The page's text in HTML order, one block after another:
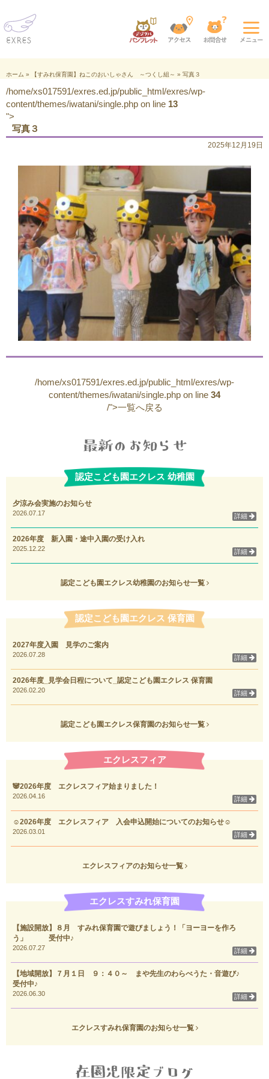
ホーム » 【すみれ保育園】ねこのおいしゃさん ～つくし組～ » 写真３
/home/xs017591/exres.ed.jp/public_html/exres/wp-
content/themes/iwatani/single.php on line 13
">
写真３
2025年12月19日
/home/xs017591/exres.ed.jp/public_html/exres/wp-
content/themes/iwatani/single.php on line 34
/">一覧へ戻る
認定こども園エクレス 幼稚園
夕涼み会実施のお知らせ
2026.07.17 詳細
2026年度 新入園・途中入園の受け入れ
2025.12.22 詳細
認定こども園エクレス幼稚園のお知らせ一覧
認定こども園エクレス 保育園
2027年度入園 見学のご案内
2026.07.28 詳細
2026年度_見学会日程について_認定こども園エクレス 保育園
2026.02.20 詳細
認定こども園エクレス保育園のお知らせ一覧
エクレスフィア
🐼2026年度 エクレスフィア始まりました！
2026.04.16 詳細
☺2026年度 エクレスフィア 入会申込開始についてのお知らせ☺
2026.03.01 詳細
エクレスフィアのお知らせ一覧
エクレスすみれ保育園
【施設開放】８月 すみれ保育園で遊びましょう！「ヨーヨーを作ろ
う」 受付中♪
2026.07.27 詳細
【地域開放】７月１日 ９：４０～ まや先生のわらべうた・音遊び♪
受付中♪
2026.06.30 詳細
エクレスすみれ保育園のお知らせ一覧